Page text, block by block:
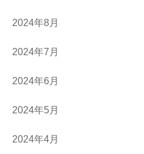
2024年8月
2024年7月
2024年6月
2024年5月
2024年4月